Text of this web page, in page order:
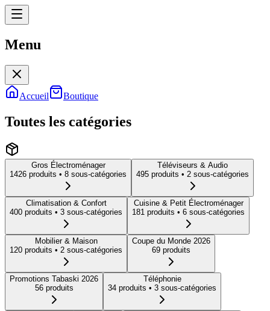
Menu
Accueil Boutique
Toutes les catégories
Gros Électroménager
1426 produits • 8 sous-catégories
Téléviseurs & Audio
495 produits • 2 sous-catégories
Climatisation & Confort
400 produits • 3 sous-catégories
Cuisine & Petit Électroménager
181 produits • 6 sous-catégories
Mobilier & Maison
120 produits • 2 sous-catégories
Coupe du Monde 2026
69 produits
Promotions Tabaski 2026
56produits
Téléphonie
34 produits • 3 sous-catégories